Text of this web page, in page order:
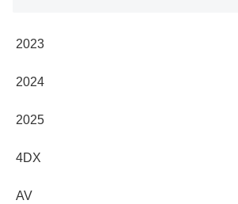
2023
2024
2025
4DX
AV